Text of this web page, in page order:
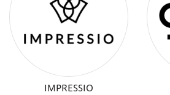
IMPRESSIO